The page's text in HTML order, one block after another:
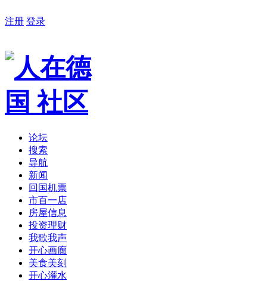
注册 登录
论坛
搜索
导航
新闻
回国机票
市百一店
房屋信息
投资理财
我歌我声
开心画廊
美食美刻
开心灌水